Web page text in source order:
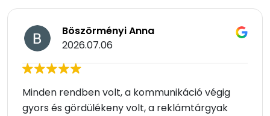
Böszörményi Anna
2026.07.06
Minden rendben volt, a kommunikáció végig
gyors és gördülékeny volt, a reklámtárgyak